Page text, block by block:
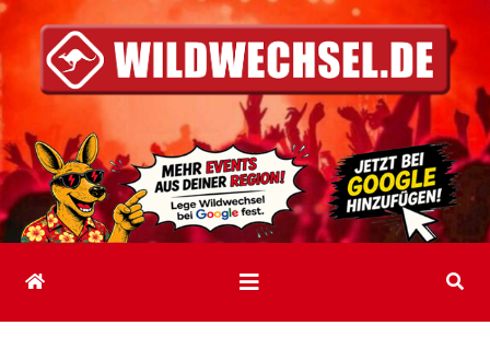
Inhalt
springen